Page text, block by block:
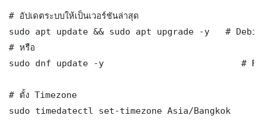
# อัปเดตระบบให้เป็นเวอร์ชันล่าสุด
sudo apt update && sudo apt upgrade -y   #
# หรือ
sudo dnf update -y                          #
# ตั้ง Timezone
sudo timedatectl set-timezone Asia/Bangkok